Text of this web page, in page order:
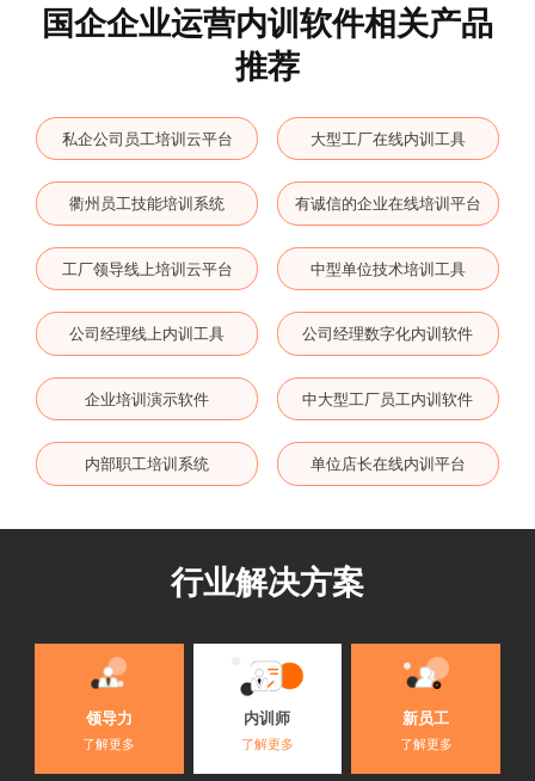
国企企业运营内训软件相关产品
推荐
私企公司员工培训云平台 大型工厂在线内训工具
衢州员工技能培训系统 有诚信的企业在线培训平台
工厂领导线上培训云平台 中型单位技术培训工具
公司经理线上内训工具 公司经理数字化内训软件
企业培训演示软件 中大型工厂员工内训软件
内部职工培训系统 单位店长在线内训平台
行业解决方案
领导力
了解更多
内训师
了解更多
新员工
了解更多